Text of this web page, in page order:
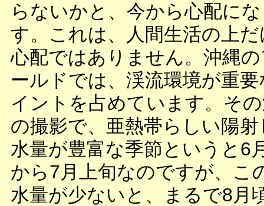
らないかと、今から心配に
す。これは、人間生活の上
心配ではありません。沖縄
ールドでは、渓流環境が重要
イントを占めています。そ
の撮影で、亜熱帯らしい陽射
水量が豊富な季節というと6
から7月上旬なのですが、こ
水量が少ないと、まるで8月